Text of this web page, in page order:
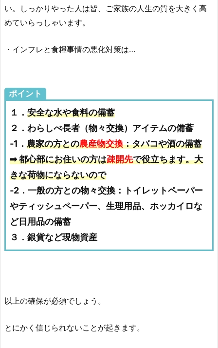
い。しっかりやった人は皆、ご家族の人生の質を大きく高
めていらっしゃいます。
・インフレと食糧事情の悪化対策は…
ポイント
１．安全な水や食料の備蓄
２．わらしべ長者（物々交換）アイテムの備蓄
‐1．農家の方との農産物交換：タバコや酒の備蓄
➡ 都心部にお住いの方は疎開先で役立ちます。大
きな荷物にならないので
‐2．一般の方との物々交換：トイレットペーパー
やティッシュペーパー、生理用品、ホッカイロな
ど日用品の備蓄
３．銀貨など現物資産
以上の確保が必須でしょう。
とにかく信じられないことが起きます。